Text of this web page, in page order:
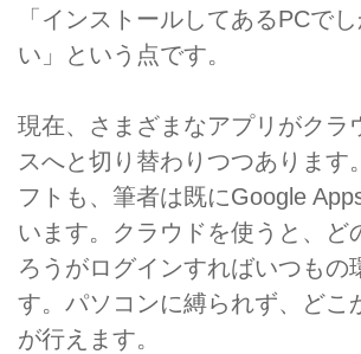
「インストールしてあるPCで
い」という点です。
現在、さまざまなアプリがクラ
スへと切り替わりつつあります
フトも、筆者は既にGoogle
います。クラウドを使うと、ど
ろうがログインすればいつもの
す。パソコンに縛られず、どこ
が行えます。